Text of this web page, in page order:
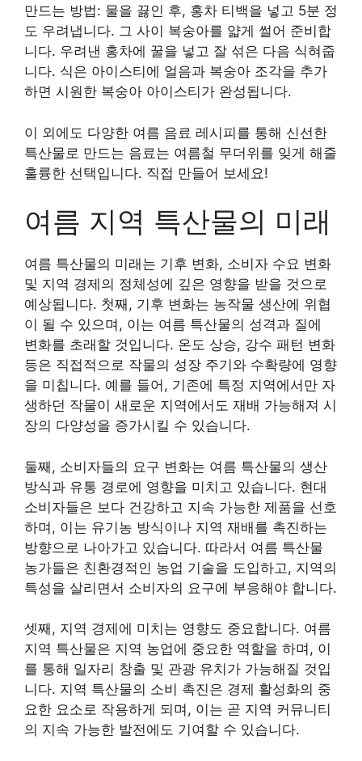
만드는 방법: 물을 끓인 후, 홍차 티백을 넣고 5분 정
도 우려냅니다. 그 사이 복숭아를 얇게 썰어 준비합
니다. 우려낸 홍차에 꿀을 넣고 잘 섞은 다음 식혀줍
니다. 식은 아이스티에 얼음과 복숭아 조각을 추가
하면 시원한 복숭아 아이스티가 완성됩니다.
이 외에도 다양한 여름 음료 레시피를 통해 신선한
특산물로 만드는 음료는 여름철 무더위를 잊게 해줄
훌륭한 선택입니다. 직접 만들어 보세요!
여름 지역 특산물의 미래
여름 특산물의 미래는 기후 변화, 소비자 수요 변화
및 지역 경제의 정체성에 깊은 영향을 받을 것으로
예상됩니다. 첫째, 기후 변화는 농작물 생산에 위협
이 될 수 있으며, 이는 여름 특산물의 성격과 질에
변화를 초래할 것입니다. 온도 상승, 강수 패턴 변화
등은 직접적으로 작물의 성장 주기와 수확량에 영향
을 미칩니다. 예를 들어, 기존에 특정 지역에서만 자
생하던 작물이 새로운 지역에서도 재배 가능해져 시
장의 다양성을 증가시킬 수 있습니다.
둘째, 소비자들의 요구 변화는 여름 특산물의 생산
방식과 유통 경로에 영향을 미치고 있습니다. 현대
소비자들은 보다 건강하고 지속 가능한 제품을 선호
하며, 이는 유기농 방식이나 지역 재배를 촉진하는
방향으로 나아가고 있습니다. 따라서 여름 특산물
농가들은 친환경적인 농업 기술을 도입하고, 지역의
특성을 살리면서 소비자의 요구에 부응해야 합니다.
셋째, 지역 경제에 미치는 영향도 중요합니다. 여름
지역 특산물은 지역 농업에 중요한 역할을 하며, 이
를 통해 일자리 창출 및 관광 유치가 가능해질 것입
니다. 지역 특산물의 소비 촉진은 경제 활성화의 중
요한 요소로 작용하게 되며, 이는 곧 지역 커뮤니티
의 지속 가능한 발전에도 기여할 수 있습니다.